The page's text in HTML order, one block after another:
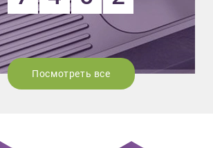
Посмотреть все